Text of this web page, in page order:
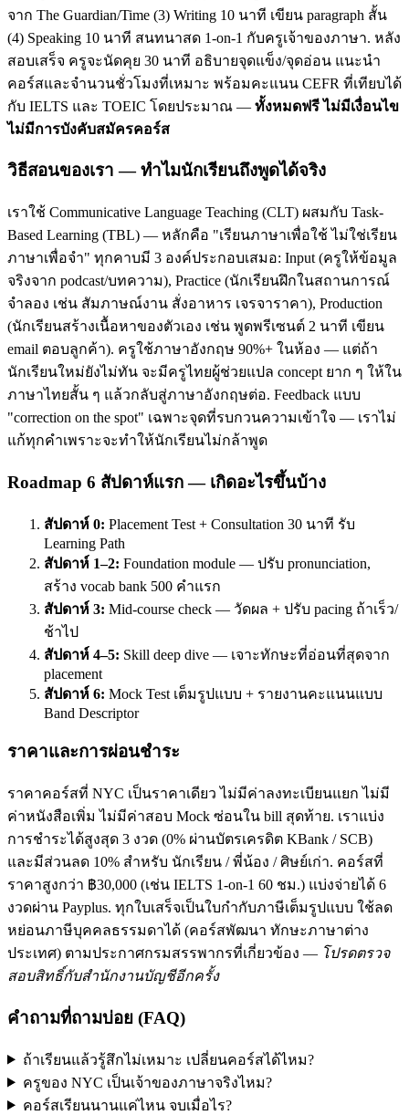
จาก The Guardian/Time (3) Writing 10 นาที เขียน paragraph สั้น
(4) Speaking 10 นาที สนทนาสด 1-on-1 กับครูเจ้าของภาษา. หลัง
สอบเสร็จ ครูจะนัดคุย 30 นาที อธิบายจุดแข็ง/จุดอ่อน แนะนำ
คอร์สและจำนวนชั่วโมงที่เหมาะ พร้อมคะแนน CEFR ที่เทียบได้
กับ IELTS และ TOEIC โดยประมาณ — ทั้งหมดฟรี ไม่มีเงื่อนไข
ไม่มีการบังคับสมัครคอร์ส
วิธีสอนของเรา — ทำไมนักเรียนถึงพูดได้จริง
เราใช้ Communicative Language Teaching (CLT) ผสมกับ Task-
Based Learning (TBL) — หลักคือ "เรียนภาษาเพื่อใช้ ไม่ใช่เรียน
ภาษาเพื่อจำ" ทุกคาบมี 3 องค์ประกอบเสมอ: Input (ครูให้ข้อมูล
จริงจาก podcast/บทความ), Practice (นักเรียนฝึกในสถานการณ์
จำลอง เช่น สัมภาษณ์งาน สั่งอาหาร เจรจาราคา), Production
(นักเรียนสร้างเนื้อหาของตัวเอง เช่น พูดพรีเซนต์ 2 นาที เขียน
email ตอบลูกค้า). ครูใช้ภาษาอังกฤษ 90%+ ในห้อง — แต่ถ้า
นักเรียนใหม่ยังไม่ทัน จะมีครูไทยผู้ช่วยแปล concept ยาก ๆ ให้ใน
ภาษาไทยสั้น ๆ แล้วกลับสู่ภาษาอังกฤษต่อ. Feedback แบบ
"correction on the spot" เฉพาะจุดที่รบกวนความเข้าใจ — เราไม่
แก้ทุกคำเพราะจะทำให้นักเรียนไม่กล้าพูด
Roadmap 6 สัปดาห์แรก — เกิดอะไรขึ้นบ้าง
สัปดาห์ 0: Placement Test + Consultation 30 นาที รับ
Learning Path
สัปดาห์ 1–2: Foundation module — ปรับ pronunciation,
สร้าง vocab bank 500 คำแรก
สัปดาห์ 3: Mid-course check — วัดผล + ปรับ pacing ถ้าเร็ว/
ช้าไป
สัปดาห์ 4–5: Skill deep dive — เจาะทักษะที่อ่อนที่สุดจาก
placement
สัปดาห์ 6: Mock Test เต็มรูปแบบ + รายงานคะแนนแบบ
Band Descriptor
ราคาและการผ่อนชำระ
ราคาคอร์สที่ NYC เป็นราคาเดียว ไม่มีค่าลงทะเบียนแยก ไม่มี
ค่าหนังสือเพิ่ม ไม่มีค่าสอบ Mock ซ่อนใน bill สุดท้าย. เราแบ่ง
การชำระได้สูงสุด 3 งวด (0% ผ่านบัตรเครดิต KBank / SCB)
และมีส่วนลด 10% สำหรับ นักเรียน / พี่น้อง / ศิษย์เก่า. คอร์สที่
ราคาสูงกว่า ฿30,000 (เช่น IELTS 1-on-1 60 ชม.) แบ่งจ่ายได้ 6
งวดผ่าน Payplus. ทุกใบเสร็จเป็นใบกำกับภาษีเต็มรูปแบบ ใช้ลด
หย่อนภาษีบุคคลธรรมดาได้ (คอร์สพัฒนา ทักษะภาษาต่าง
ประเทศ) ตามประกาศกรมสรรพากรที่เกี่ยวข้อง — โปรดตรวจ
สอบสิทธิ์กับสำนักงานบัญชีอีกครั้ง
คำถามที่ถามบ่อย (FAQ)
ถ้าเรียนแล้วรู้สึกไม่เหมาะ เปลี่ยนคอร์สได้ไหม?
ครูของ NYC เป็นเจ้าของภาษาจริงไหม?
คอร์สเรียนนานแค่ไหน จบเมื่อไร?